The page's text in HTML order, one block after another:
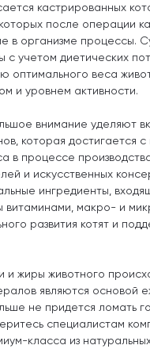
кастрированных
после операции
в организме процессы.
с учетом диетических
оптимального веса
и уровнем активности.
внимание уделяют
которая достигается
в процессе
и искусственных
ингредиенты,
витаминами, макро- и
развития котят и
и жиры животного
являются основой
не придется ломать
специалистам
класса из